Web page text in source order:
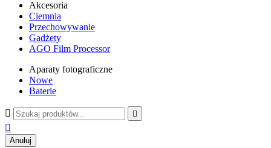
Akcesoria
Ciemnia
Przechowywanie
Gadżety
AGO Film Processor
Aparaty fotograficzne
Nowe
Baterie
 

Anuluj